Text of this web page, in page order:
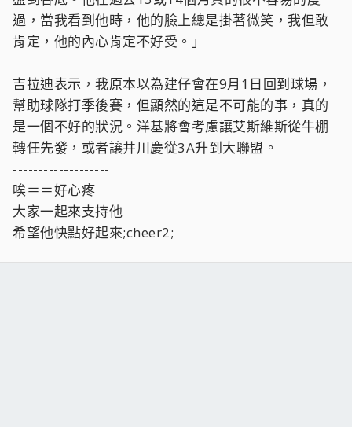
過，當我看到他時，他的臉上總是掛著微笑，我但敢
肯定，他的內心肯定不好受。」
吉拉迪表示，我原本以為建仔會在9月1日回到球場，
幫助球隊打季後賽，但顯然的這是不可能的事，真的
是一個不好的狀況。洋基將會考慮讓艾斯維斯從牛棚
轉任先發，或者讓井川慶從3A升到大聯盟。
-------------------
唉＝＝好心疼
大家一起來支持他
希望他快點好起來;cheer2;